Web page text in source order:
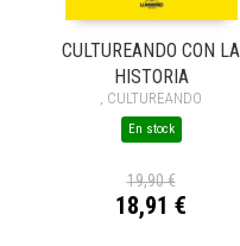
CULTUREANDO CON LA
HISTORIA
, CULTUREANDO
En stock
19,90 €
18,91 €